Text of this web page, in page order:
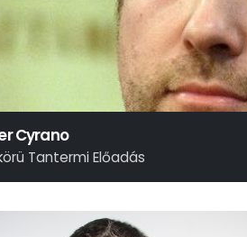
Cyrano
Tantermi Előadás
István